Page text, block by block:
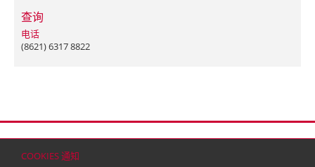
COOKIES 通知
查询
电话
(8621) 6317 8822
© 2026 嘉里建设有限公司 (于百慕达注册成立之有限公司)